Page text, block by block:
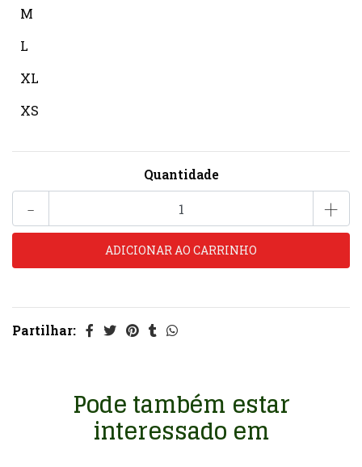
M
L
XL
XS
Quantidade
- +
Partilhar:
Pode também estar
interessado em